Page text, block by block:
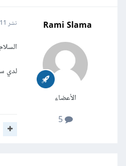
Rami Slama
الأعضاء
5
نشر 11 سبتمبر 2020
لدي